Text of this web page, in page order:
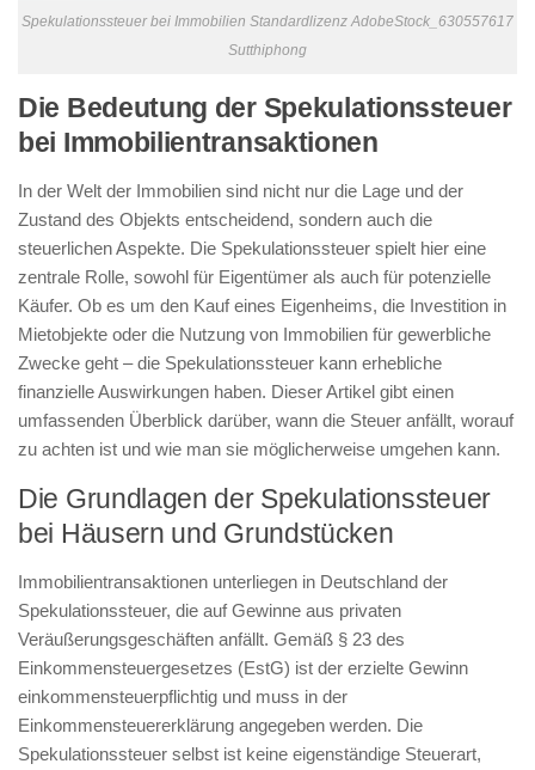
Spekulationssteuer bei Immobilien Standardlizenz AdobeStock_630557617
Sutthiphong
Die Bedeutung der Spekulationssteuer
bei Immobilientransaktionen
In der Welt der Immobilien sind nicht nur die Lage und der
Zustand des Objekts entscheidend, sondern auch die
steuerlichen Aspekte. Die Spekulationssteuer spielt hier eine
zentrale Rolle, sowohl für Eigentümer als auch für potenzielle
Käufer. Ob es um den Kauf eines Eigenheims, die Investition in
Mietobjekte oder die Nutzung von Immobilien für gewerbliche
Zwecke geht – die Spekulationssteuer kann erhebliche
finanzielle Auswirkungen haben. Dieser Artikel gibt einen
umfassenden Überblick darüber, wann die Steuer anfällt, worauf
zu achten ist und wie man sie möglicherweise umgehen kann.
Die Grundlagen der Spekulationssteuer
bei Häusern und Grundstücken
Immobilientransaktionen unterliegen in Deutschland der
Spekulationssteuer, die auf Gewinne aus privaten
Veräußerungsgeschäften anfällt. Gemäß § 23 des
Einkommensteuergesetzes (EstG) ist der erzielte Gewinn
einkommensteuerpflichtig und muss in der
Einkommensteuererklärung angegeben werden. Die
Spekulationssteuer selbst ist keine eigenständige Steuerart,